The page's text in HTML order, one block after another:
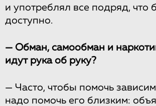
и употреблял все подряд, что
доступно.
— Обман, самообман и
идут рука об руку?
— Часто, чтобы помочь
надо помочь его близким: